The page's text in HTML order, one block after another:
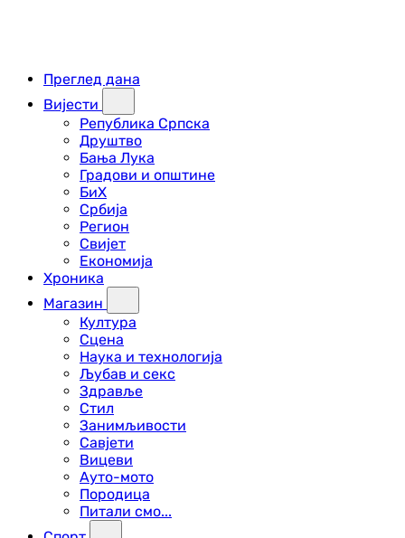
Преглед дана
Вијести
Република Српска
Друштво
Бања Лука
Градови и општине
БиХ
Србија
Регион
Свијет
Економија
Хроника
Магазин
Култура
Сцена
Наука и технологија
Љубав и секс
Здравље
Стил
Занимљивости
Савјети
Вицеви
Ауто-мото
Породица
Питали смо...